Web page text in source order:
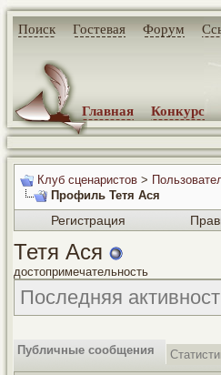
Поиск Гостевая Форум
Главная Конкурс
Клуб сценаристов >
Профиль Тетя Ася
Регистрация
Тетя Ася
достопримечательность
Последняя
Публичные сообщения